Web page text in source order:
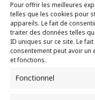
Pour offrir les meilleures
telles que les cookies pour
appareils. Le fait de
traiter des données telles
ID uniques sur ce site. Le
consentement peut avoir un
et fonctions.
Fonctionnel
"Là où deux ou
nom, je suis au